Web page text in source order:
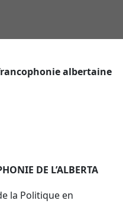
albertaine
DE L’ALBERTA
la Politique en